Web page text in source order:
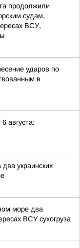
продолжили
судам,
ВСУ,
ударов по
в
августа:
украинских
море два
ВСУ сухогруза